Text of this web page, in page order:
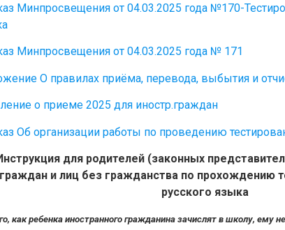
Минпросвещения oт 04.03.2025 года №170-
Минпросвещения от 04.03.2025 года № 171
О правилах приёма, перевода, выбытия и
о приеме 2025 для иностр.граждан
Об организации работы по проведению
для родителей (законных
граждан и лиц без гражданства по прохождению
русского языка
как ребенка иностранного гражданина зачислят в школу, ему